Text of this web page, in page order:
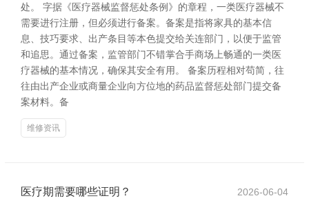
处。 字据《医疗器械监督惩处条例》的章程，一类医疗器械不
需要进行注册，但必须进行备案。备案是指将家具的基本信
息、技巧要求、出产条目等本色提交给关连部门，以便于监管
和追思。通过备案，监管部门不错掌合手商场上畅通的一类医
疗器械的基本情况，确保其安全有用。 备案历程相对苟简，往
往由出产企业或商量企业向方位地的药品监督惩处部门提交备
案材料。备
维修资讯
医疗期需要哪些证明？ 2026-06-04